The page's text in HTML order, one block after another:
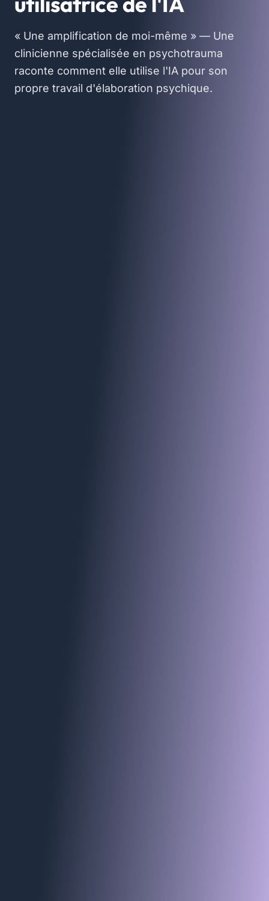
« Une amplification de moi-même » — Une
clinicienne spécialisée en psychotrauma
raconte comment elle utilise l'IA pour son
propre travail d'élaboration psychique.